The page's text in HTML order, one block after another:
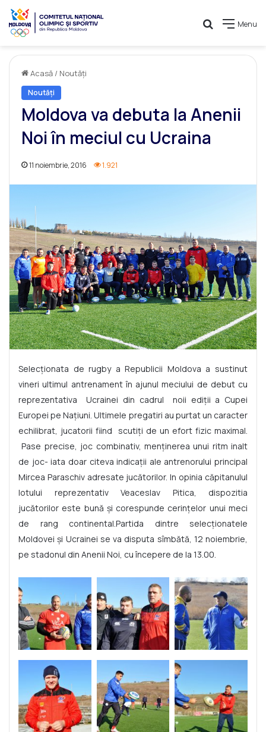
Menu
Caută
Acasă / Noutăți
Noutăți
Moldova va debuta la Anenii
Noi în meciul cu Ucraina
11 noiembrie, 2016 1.921
Selecționata de rugby a Republicii Moldova a sustinut
vineri ultimul antrenament în ajunul meciului de debut cu
reprezentativa
Ucrainei din cadrul
noii ediții a Cupei
Europei pe Națiuni. Ultimele pregatiri au purtat un caracter
echilibrat, jucatorii fiind scutiți de un efort fizic maximal.
Pase precise, joc combinativ, menținerea unui ritm inalt
de joc- iata doar citeva indicații ale antrenorului principal
Mircea Paraschiv adresate jucătorilor. In opinia căpitanulul
lotului reprezentativ Veaceslav Pitica, dispozitia
jucătorilor este bună și corespunde cerințelor unui meci
de rang continental Partida dintre selecționatele
Moldovei și Ucrainei se va disputa sîmbătă, 12 noiembrie,
pe stadonul din Anenii Noi, cu începere de la 13.00.